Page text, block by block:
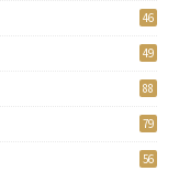
46
49
88
79
56